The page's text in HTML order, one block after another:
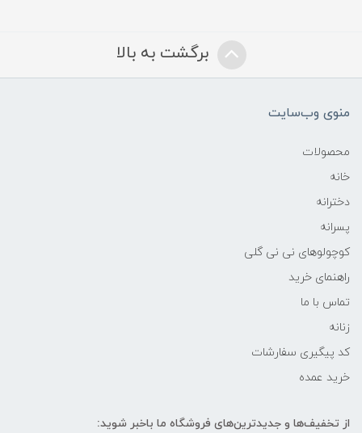
برگشت به بالا
منوی وب‌سایت
محصولات
خانه
دخترانه
پسرانه
کوچولوهای نی نی گلی
راهنمای خرید
تماس با ما
زنانه
کد پیگیری سفارشات
خرید عمده
از تخفیف‌ها و جدیدترین‌های فروشگاه ما باخبر شوید: